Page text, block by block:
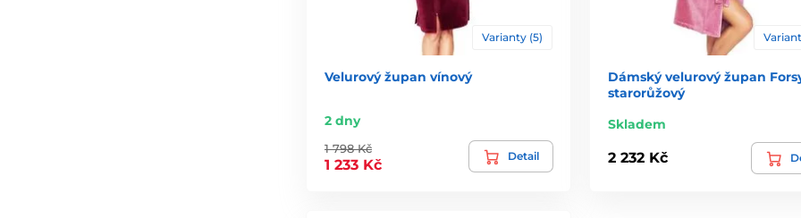
Varianty (5)
Velurový župan vínový
2 dny
1 798 Kč
1 233 Kč
Detail
Dámský velurový župan
starorůžový
Skladem
2 232 Kč